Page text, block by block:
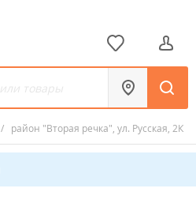
/ район "Вторая речка", ул. Русская, 2К